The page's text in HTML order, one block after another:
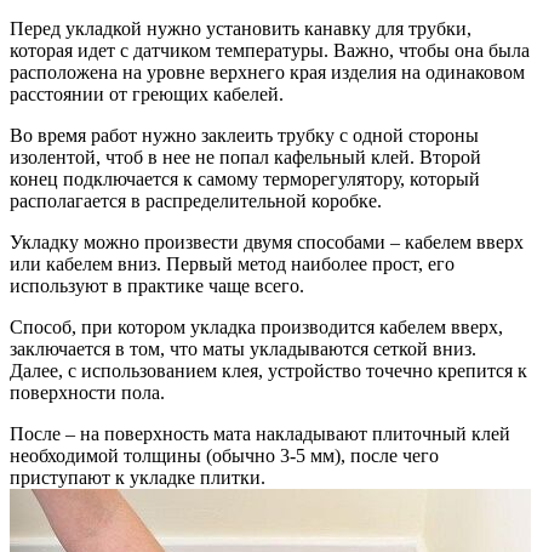
Перед укладкой нужно установить канавку для трубки,
которая идет с датчиком температуры. Важно, чтобы она была
расположена на уровне верхнего края изделия на одинаковом
расстоянии от греющих кабелей.
Во время работ нужно заклеить трубку с одной стороны
изолентой, чтоб в нее не попал кафельный клей. Второй
конец подключается к самому терморегулятору, который
располагается в распределительной коробке.
Укладку можно произвести двумя способами – кабелем вверх
или кабелем вниз. Первый метод наиболее прост, его
используют в практике чаще всего.
Способ, при котором укладка производится кабелем вверх,
заключается в том, что маты укладываются сеткой вниз.
Далее, с использованием клея, устройство точечно крепится к
поверхности пола.
После – на поверхность мата накладывают плиточный клей
необходимой толщины (обычно 3-5 мм), после чего
приступают к укладке плитки.